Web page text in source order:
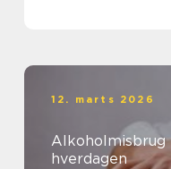
12. marts 2026
Alkoholmisbrug når alkohol styrer
hverdagen